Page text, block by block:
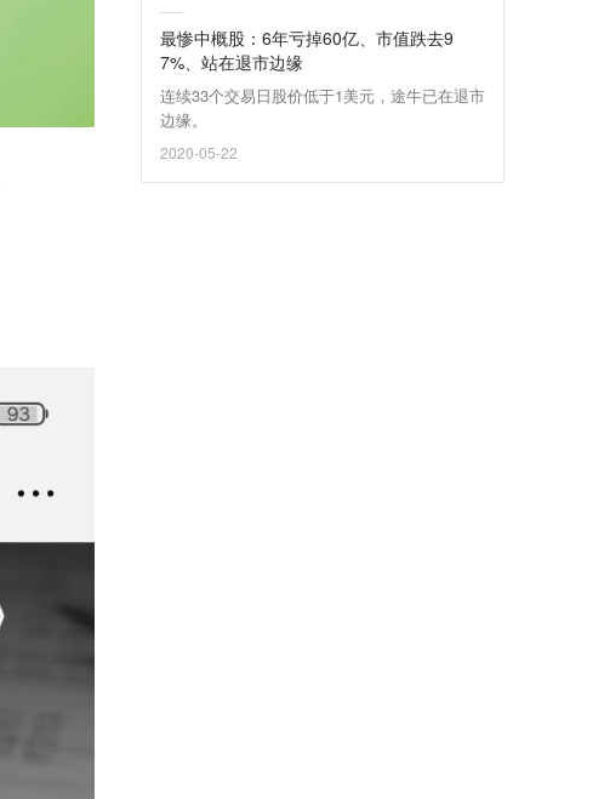
最惨中概股：6年亏掉60亿、市值跌去9
7%、站在退市边缘
连续33个交易日股价低于1美元，途牛已在退市
边缘。
2020-05-22